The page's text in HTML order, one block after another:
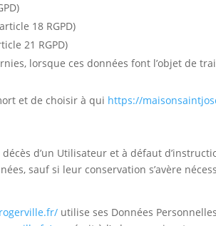
18 RGPD)
21 RGPD)
lorsque ces données font l’objet de
et de choisir à qui https://
d’un Utilisateur et à défaut
sauf si leur conservation s’avère
utilise ses Données